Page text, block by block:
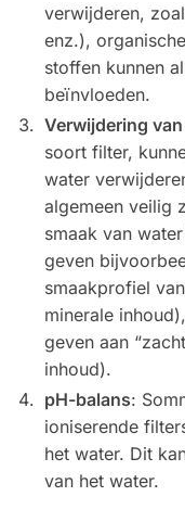
verwijderen,
enz.),
stoffen kunnen
beïnvloeden.
Verwijdering
soort filter,
water
algemeen veilig
smaak van
geven
smaakprofiel
minerale
geven aan
inhoud).
pH-balans:
ioniserende
het water. Dit
van het water.